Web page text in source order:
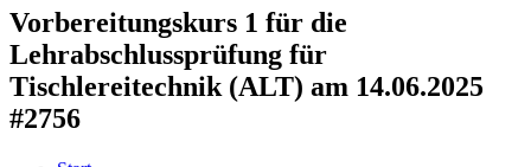
Vorbereitungskurs 1 für die
Lehrabschlussprüfung für
Tischlereitechnik (ALT) am 14.06.2025
#2756